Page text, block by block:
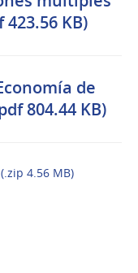
KB)
de
804.44 KB)
4.56 MB)